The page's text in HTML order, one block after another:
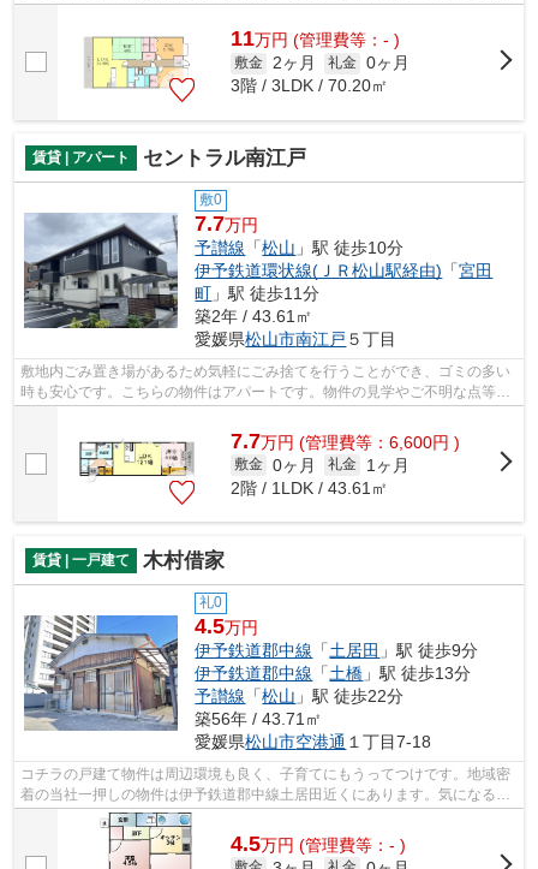
貸情報のことなら、地域に密着した当...
11万円 (管理費等：- )
敷金 2ヶ月 礼金 0ヶ月
3階 / 3LDK / 70.20㎡
賃貸 | アパート セントラル南江戸
敷0
7.7万円
予讃線 「松山 」駅 徒歩10分
伊予鉄道環状線(ＪＲ松山駅経由) 「宮田
町 」駅 徒歩11分
築2年 / 43.61㎡
愛媛県松山市南江戸 ５丁目
敷地内ごみ置き場があるため気軽にごみ捨てを行うことができ、ゴミの多い
時も安心です。こちらの物件はアパートです。物件の見学やご不明な点等、
7.7万円 (管理費等：6,600円 )
敷金 0ヶ月 礼金
1ヶ月
2階 / 1LDK / 43.61㎡
賃貸 | 一戸建て 木村借家
礼0
4.5万円
伊予鉄道郡中線 「土居田 」駅 徒歩9分
伊予鉄道郡中線 「土橋 」駅 徒歩13分
予讃線 「松山 」駅 徒歩22分
築56年 / 43.71㎡
愛媛県松山市空港通 １丁目7-18
コチラの戸建て物件は周辺環境も良く、子育てにもうってつけです。地域密
着の当社一押しの物件は伊予鉄道郡中線土居田近くにあります。気になる方
はお気軽にご連絡ください。お待ちし...
4.5万円 (管理費等：- )